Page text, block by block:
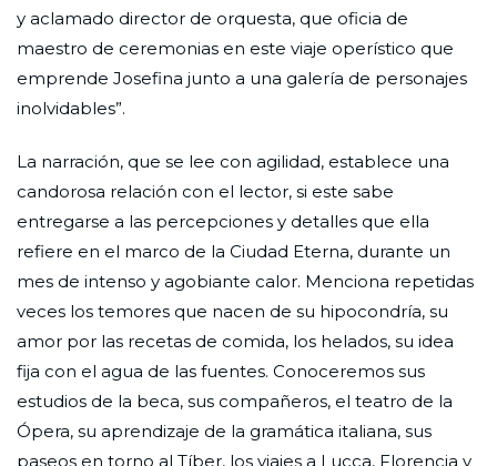
y aclamado director de orquesta, que oficia de
maestro de ceremonias en este viaje operístico que
emprende Josefina junto a una galería de personajes
inolvidables”.
La narración, que se lee con agilidad, establece una
candorosa relación con el lector, si este sabe
entregarse a las percepciones y detalles que ella
refiere en el marco de la Ciudad Eterna, durante un
mes de intenso y agobiante calor. Menciona repetidas
veces los temores que nacen de su hipocondría, su
amor por las recetas de comida, los helados, su idea
fija con el agua de las fuentes. Conoceremos sus
estudios de la beca, sus compañeros, el teatro de la
Ópera, su aprendizaje de la gramática italiana, sus
paseos en torno al Tíber, los viajes a Lucca, Florencia y